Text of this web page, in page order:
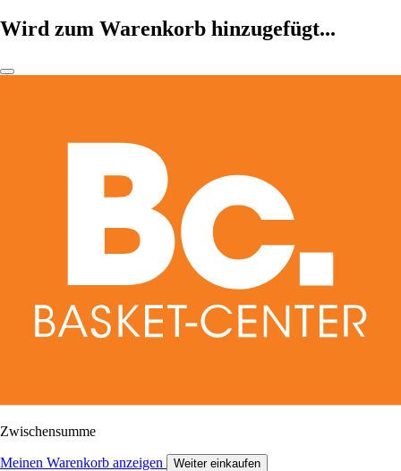
Wird zum Warenkorb hinzugefügt...
Zwischensumme
Meinen Warenkorb anzeigen Weiter einkaufen